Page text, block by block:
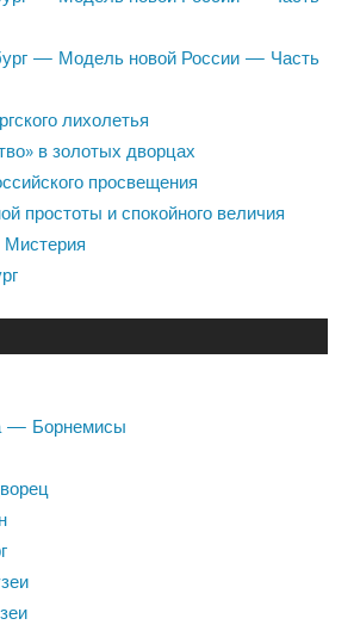
— Модель новой России — Часть
лихолетья
в золотых дворцах
просвещения
простоты и спокойного величия
Мистерия
— Борнемисы